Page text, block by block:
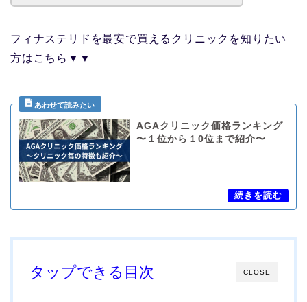
フィナステリドを最安で買えるクリニックを知りたい
方はこちら▼▼
AGAクリニック価格ランキング
〜１位から１0位まで紹介〜
CLOSE
タップできる目次